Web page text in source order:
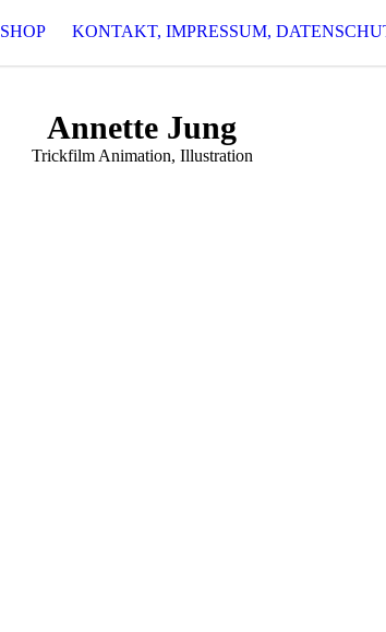
SHOP KONTAKT, IMPRESSUM,
Annette Jung
Trickfilm Animation, Illustration